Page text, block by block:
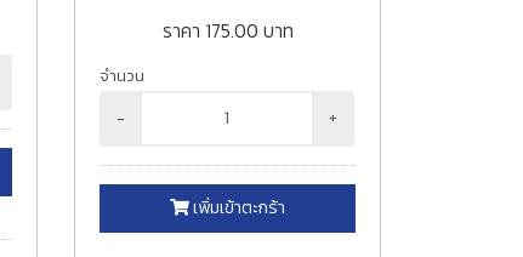
ราคา 175.00 บาท
จำนวน
- +
เพิ่มเข้าตะกร้า